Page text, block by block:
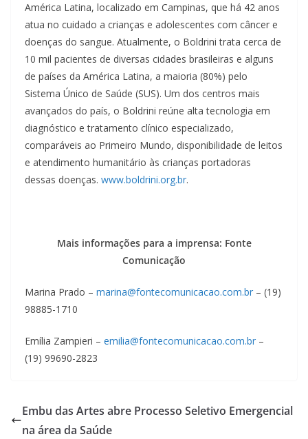
América Latina, localizado em Campinas, que há 42 anos
atua no cuidado a crianças e adolescentes com câncer e
doenças do sangue. Atualmente, o Boldrini trata cerca de
10 mil pacientes de diversas cidades brasileiras e alguns
de países da América Latina, a maioria (80%) pelo
Sistema Único de Saúde (SUS). Um dos centros mais
avançados do país, o Boldrini reúne alta tecnologia em
diagnóstico e tratamento clínico especializado,
comparáveis ao Primeiro Mundo, disponibilidade de leitos
e atendimento humanitário às crianças portadoras
dessas doenças. www.boldrini.org.br.
Mais informações para a imprensa: Fonte
Comunicação
Marina Prado – marina@fontecomunicacao.com.br – (19)
98885-1710
Emília Zampieri – emilia@fontecomunicacao.com.br –
(19) 99690-2823
Embu das Artes abre Processo Seletivo Emergencial
na área da Saúde